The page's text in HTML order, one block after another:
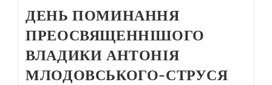
ДЕНЬ ПОМИНАННЯ
ПРЕОСВЯЩЕННІШОГО
ВЛАДИКИ АНТОНІЯ
МЛОДОВСЬКОГО-СТРУСЯ